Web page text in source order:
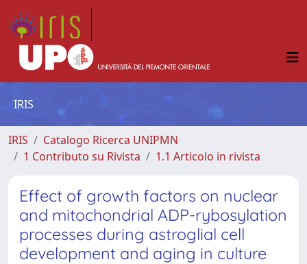
IRIS
IRIS
Catalogo Ricerca UNIPMN
1 Contributo su Rivista
1.1 Articolo in rivista
Effect of growth factors on nuclear
and mitochondrial ADP-rybosylation
processes during astroglial cell
development and aging in culture